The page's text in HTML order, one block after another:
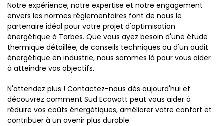
Notre expérience, notre expertise et notre engagement
envers les normes réglementaires font de nous le
partenaire idéal pour votre projet d'optimisation
énergétique à Tarbes. Que vous ayez besoin d'une étude
thermique détaillée, de conseils techniques ou d'un audit
énergétique en industrie, nous sommes là pour vous aider
à atteindre vos objectifs.
N'attendez plus ! Contactez-nous dès aujourd'hui et
découvrez comment Sud Ecowatt peut vous aider à
réduire vos coûts énergétiques, améliorer votre confort et
contribuer à un avenir plus durable.